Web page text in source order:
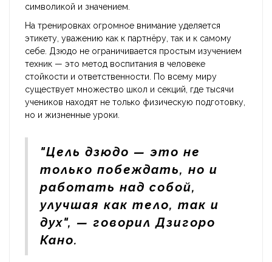
символикой и значением.
На тренировках огромное внимание уделяется
этикету, уважению как к партнёру, так и к самому
себе. Дзюдо не ограничивается простым изучением
техник — это метод воспитания в человеке
стойкости и ответственности. По всему миру
существует множество школ и секций, где тысячи
учеников находят не только физическую подготовку,
но и жизненные уроки.
"Цель дзюдо — это не
только побеждать, но и
работать над собой,
улучшая как тело, так и
дух", — говорил Дзигоро
Кано.